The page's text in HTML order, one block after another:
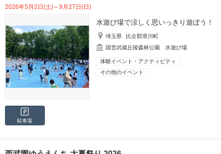
2026年5月2日(土)～9月27日(日)
水遊び場で涼しく思いっきり遊ぼう！
埼玉県
比企郡滑川町
国営武蔵丘陵森林公園 水遊び場
体験イベント・アクティビティ
その他のイベント
駐車場